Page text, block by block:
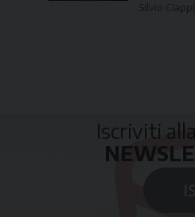
Silvio Ciappi
Iscriviti